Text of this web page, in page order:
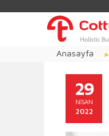
Anasayfa
29
NISAN
2022